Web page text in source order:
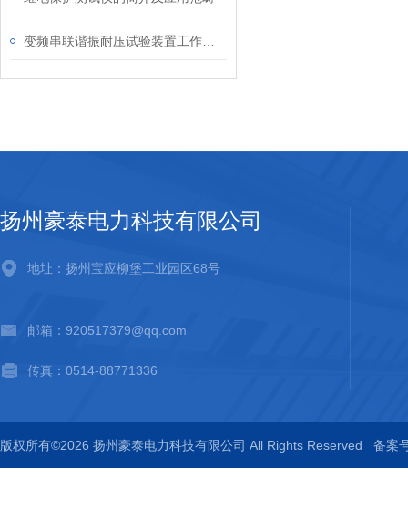
扬州豪泰电力科技有限公司
地址：扬州宝应柳堡工业园区68号
邮箱：920517379@qq.com
传真：0514-88771336
版权所有©2026 扬州豪泰电力科技有限公司 All Rights Reserved 备案